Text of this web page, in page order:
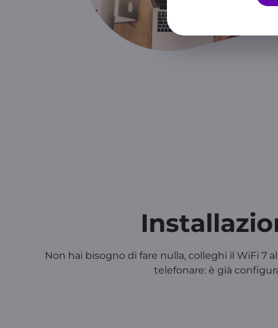
Non hai bisogno di fare nulla, colleghi il WiFi 7
telefonare: è già